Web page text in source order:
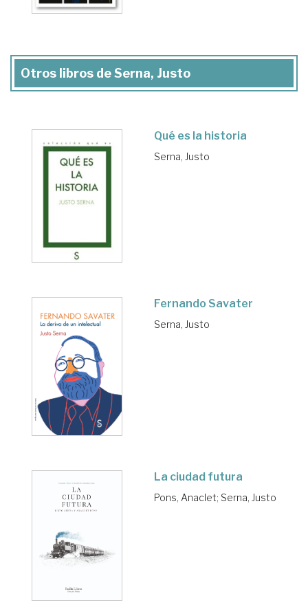
Otros libros de Serna, Justo
Qué es la historia
Serna, Justo
Fernando Savater
Serna, Justo
La ciudad futura
Pons, Anaclet; Serna, Justo